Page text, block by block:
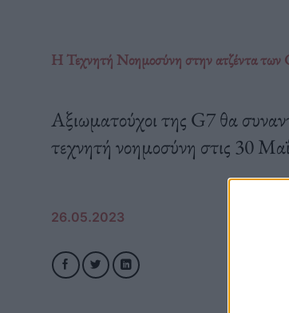
Η Τεχνητή Νοημοσύνη στην ατζέντα των
Αξιωματούχοι της G7 θα
τεχνητή νοημοσύνη στις 30
26.05.2023